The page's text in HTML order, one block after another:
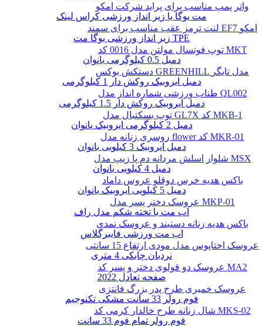
واتر پمپ مناسب برای پراید شرکت امکو
لنت ترمز عقب مناسب برای سمند EF7 امکو
توپ فوتسال مولتن مدل 0016 کد MKT
دستکش بوکس GREENHILL مدل تایگر
طناب ورزشی شماره انداز مدل QL002
توپ بسکتبال مدل GL7X کد MKB-1
روسری زنانه مدل flower کد MKR-01
شلوار اسلش مردانه دم پا زیپ مدل MSX
باکس هدیه خرس دوقلو عروس داماد
عروسک دختر پسر مدل MKP-01
باکس هدیه زنانه دستبند و عروسک نمدی
عروسک اختاپوس مدل مودی ارتفاع 15 سانتی
عروسک دو قولوی دختر و پسر کد MA2
عروسک خمیری طرح پدر بزرگ فانتزی
شال زنانه طرح خالدار کرمی کد MKS-02
مت یوگا یا زیر انداز ورزشی کراس لینک
زیر انداز ورزشی یوگا مت TPE
دمبل 0.5 کیلوگرمی بانوان
دمبل ایروبیک روکش‌ دار 1 کیلوگرمی
دمبل ایروبیک روکش‌ دار 1.5 کیلوگرمی
دمبل 2 کیلوگرمی ایروبیک بانوان
دمبل ایروبیک 3 کیلویی بانوان
دمبل 4 کیلویی بانوان
دمبل 5 کیلویی ایروبیک بانوان
اب مت یا تخته شکم مدل راف
اب مت ورزشی فایبرگلاس
نردبان چابکی 4 متری
صفحه تعادل 2022
فوم رولر 33 سانت مشکی تکنوجیم
فوم رولر تمام فوم 33 سانت